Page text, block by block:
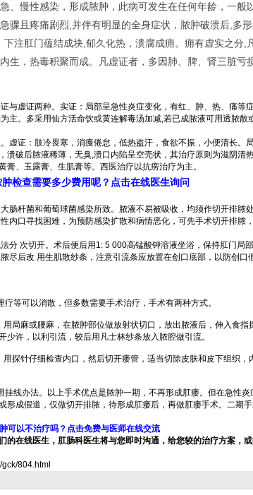
、慢性感染，形成脓肿，此病可发生在任何年龄，一般
骤且疼痛剧烈,并伴有明显的全身症状，脓肿破溃后,多
注肛门蕴结成块,郁久化热，溃腐成痈。痈有虚实之分,
生，热毒积聚而成。凡虚证者，多因肺、脾、肾三脏亏
虚证两种。实证：局部呈急性炎症变化，有红、肿、热、痛等
主。多采用仙方活命饮或黄连解毒汤加减,若已成脓液可用透脓散
证：肢冷畏寒，消痩倦怠，低热盗汗，食欲不振，小便清长。
溃破后脓液稀薄，无臭,溃口内陷呈空壳状，其治疗原则为滋阴清
、玉露膏、生肌膏等。西医治疗以抗痨治疗为主。
肿检查需要多少费用呢？点击在线医生询问
肠杆菌和葡萄球菌感染所致。脓液不易被吸收，均须作切开排脓
内口寻找困难，为预防感染扩散和病情恶化，可先手术切开排脓
次切开。术后便后用1: 5 000高锰酸钾溶液坐浴，保持肛门局部
尽后改 用生肌散纱条，注意引流条应放置在创口底部，以防创口
等可以消散，但多数需要手术治疗，手术有两种方式。
局麻或腰麻，在脓肿部位做放射状切口，放出脓液后，伸入食指
许，以利引流，较后用凡士林纱条放入脓腔做引流。
探针仔细检查内口，然后切开瘘管，适当切除皮肤和皮下组织，
线办法。以上手术优点是脓肿一期，不再形成肛瘘。但在急性炎
形成假道，仅做切开排脓，待形成肛瘘后，再做肛瘘手术。二期
可以不治疗吗？点击免费与医师在线交流
的在线医生，肛肠科医生将与您即时沟通，给您较的治疗方案，
804.html